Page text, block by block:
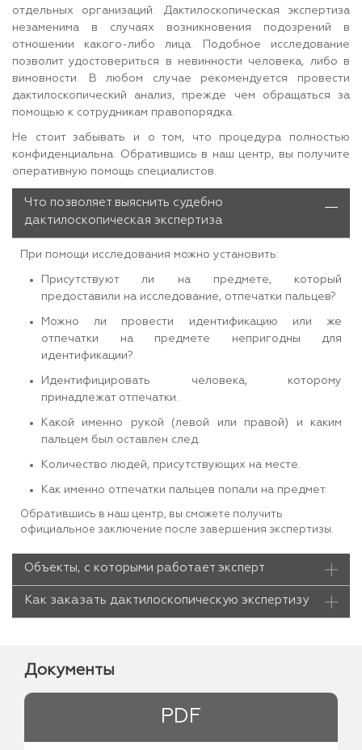
отдельных организаций. Дактилоскопическая экспертиза
незаменима в случаях возникновения подозрений в
отношении какого-либо лица. Подобное исследование
позволит удостовериться в невинности человека, либо в
виновности. В любом случае рекомендуется провести
дактилоскопический анализ, прежде чем обращаться за
помощью к сотрудникам правопорядка.
Не стоит забывать и о том, что процедура полностью
конфиденциальна. Обратившись в наш центр, вы получите
оперативную помощь специалистов.
Что позволяет выяснить судебно
дактилоскопическая экспертиза
При помощи исследования можно установить:
Присутствуют ли на предмете, который
предоставили на исследование, отпечатки пальцев?
Можно ли провести идентификацию или же
отпечатки на предмете непригодны для
идентификации?
Идентифицировать человека, которому
принадлежат отпечатки.
Какой именно рукой (левой или правой) и каким
пальцем был оставлен след.
Количество людей, присутствующих на месте.
Как именно отпечатки пальцев попали на предмет.
Обратившись в наш центр, вы сможете получить
официальное заключение после завершения экспертизы.
Объекты, с которыми работает эксперт
Как заказать дактилоскопическую экспертизу
Документы
PDF